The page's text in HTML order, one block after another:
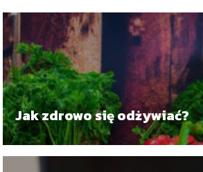
Jak zdrowo się odżywiać?